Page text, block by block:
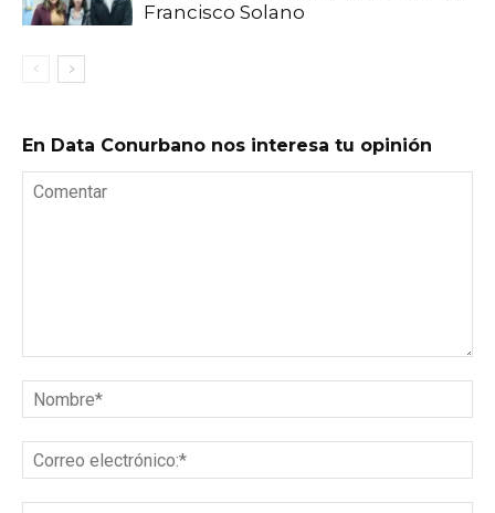
Francisco Solano
En Data Conurbano nos interesa tu opinión